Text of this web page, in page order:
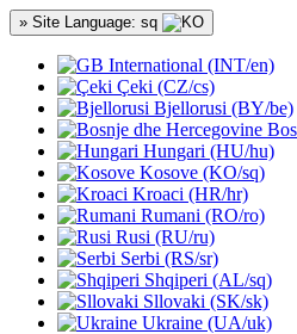
» Site Language: sq
International (INT/en)
Çeki (CZ/cs)
Bjellorusi (BY/be)
Hungari (HU/hu)
Kosove (KO/sq)
Kroaci (HR/hr)
Rumani (RO/ro)
Rusi (RU/ru)
Serbi (RS/sr)
Shqiperi (AL/sq)
Sllovaki (SK/sk)
Ukraine (UA/uk)